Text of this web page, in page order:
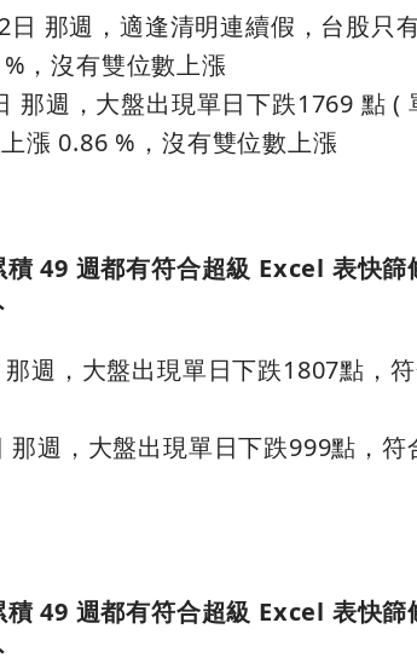
那週，適逢清明連續假，台股只
，沒有雙位數上漲
那週，大盤出現單日下跌1769 點 (
漲 0.86 %，沒有雙位數上漲
49 週都有符合超級 Excel 表快
週，大盤出現單日下跌1807點，
週，大盤出現單日下跌999點，
49 週都有符合超級 Excel 表快